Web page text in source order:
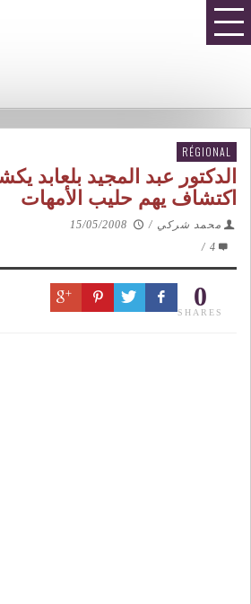
RÉGIONAL
الدكتور عبد المجيد بلعابد
اكتشاف يهم حليب الأمهات
محمد شركي /
15/05/2008
4
/
0
SHARES